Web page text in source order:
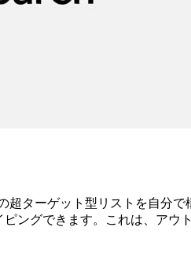
ターゲット型リストを自分
ングできます。これは、アウ